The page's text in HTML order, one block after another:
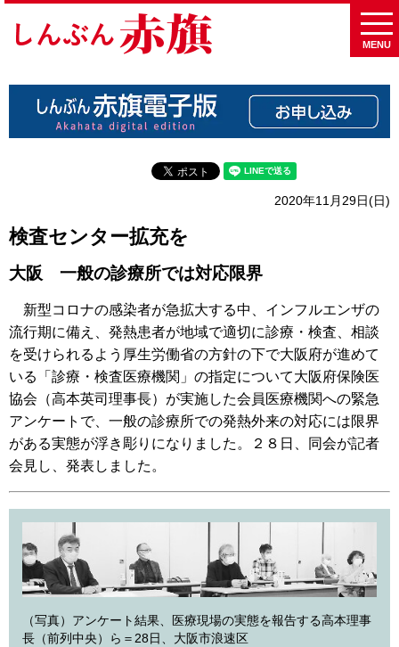
MENU
2020年11月29日(日)
検査センター拡充を
大阪 一般の診療所では対応限界
新型コロナの感染者が急拡大する中、インフルエンザの
流行期に備え、発熱患者が地域で適切に診療・検査、相談
を受けられるよう厚生労働省の方針の下で大阪府が進めて
いる「診療・検査医療機関」の指定について大阪府保険医
協会（高本英司理事長）が実施した会員医療機関への緊急
アンケートで、一般の診療所での発熱外来の対応には限界
がある実態が浮き彫りになりました。２８日、同会が記者
会見し、発表しました。
（写真）アンケート結果、医療現場の実態を報告する高本理事
長（前列中央）ら＝28日、大阪市浪速区